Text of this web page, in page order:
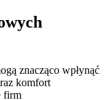
znacząco wpłynąć
komfort
firm